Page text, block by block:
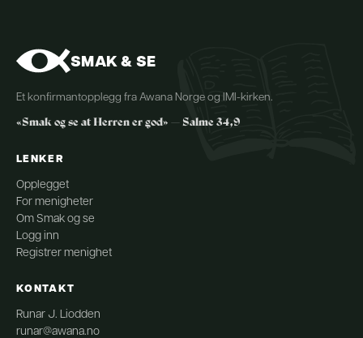
SMAK & SE
Et konfirmantopplegg fra Awana Norge og IMI-kirken.
«Smak og se at Herren er god» — Salme 34,9
LENKER
Opplegget
For menigheter
Om Smak og se
Logg inn
Registrer menighet
KONTAKT
Runar J. Liodden
runar@awana.no